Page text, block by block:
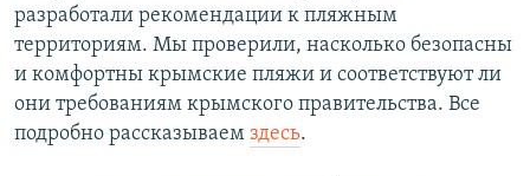
разработали рекомендации к пляжным
территориям. Мы проверили, насколько безопасны
и комфортны крымские пляжи и соответствуют ли
они требованиям крымского правительства. Все
подробно рассказываем здесь.